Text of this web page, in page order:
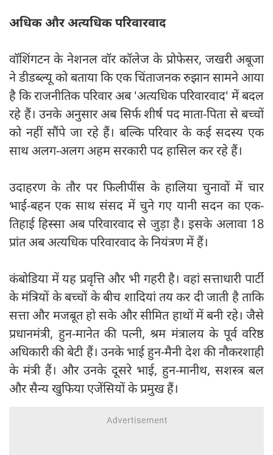
अधिक और अत्यधिक परिवारवाद
वॉशिंगटन के नेशनल वॉर कॉलेज के प्रोफेसर, जखरी अबूजा
ने डीडब्ल्यू को बताया कि एक चिंताजनक रुझान सामने आया
है कि राजनीतिक परिवार अब 'अत्यधिक परिवारवाद' में बदल
रहे हैं। उनके अनुसार अब सिर्फ शीर्ष पद माता-पिता से बच्चों
को नहीं सौंपे जा रहे हैं। बल्कि परिवार के कई सदस्य एक
साथ अलग-अलग अहम सरकारी पद हासिल कर रहे हैं।
उदाहरण के तौर पर फिलीपींस के हालिया चुनावों में चार
भाई-बहन एक साथ संसद में चुने गए यानी सदन का एक-
तिहाई हिस्सा अब परिवारवाद से जुड़ा है। इसके अलावा 18
प्रांत अब अत्यधिक परिवारवाद के नियंत्रण में हैं।
कंबोडिया में यह प्रवृत्ति और भी गहरी है। वहां सत्ताधारी पार्टी
के मंत्रियों के बच्चों के बीच शादियां तय कर दी जाती है ताकि
सत्ता और मजबूत हो सके और सीमित हाथों में बनी रहे। जैसे
प्रधानमंत्री, हुन-मानेत की पत्नी, श्रम मंत्रालय के पूर्व वरिष्ठ
अधिकारी की बेटी हैं। उनके भाई हुन-मैनी देश की नौकरशाही
के मंत्री हैं। और उनके दूसरे भाई, हुन-मानीथ, सशस्त्र बल
और सैन्य खुफिया एजेंसियों के प्रमुख हैं।